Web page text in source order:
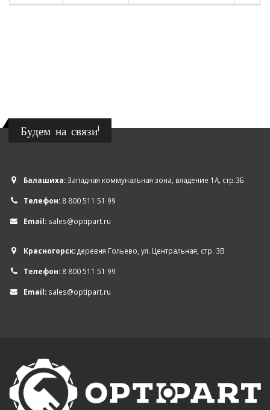
Будем на связи!
Балашиха:Западная коммунальная зона, владение 1А, стр.3Б
Телефон: 8 800 511 51 99
Email: sales@optipart.ru
Красногорск:деревня Гольево, ул. Центральная, стр. 3В
Телефон: 8 800 511 51 99
Email: sales@optipart.ru